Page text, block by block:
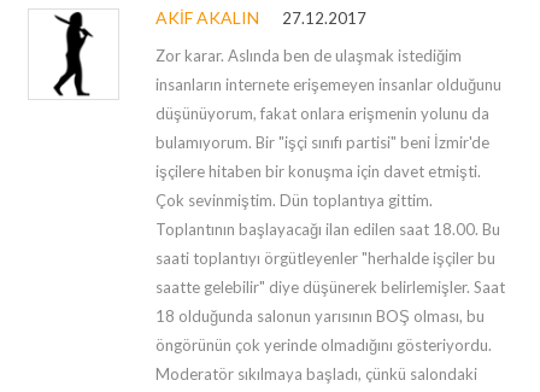
AKIF AKALIN
27.12.2017
Zor karar. Aslında ben de ulaşmak istediğim
insanların internete erişemeyen insanlar olduğunu
düşünüyorum, fakat onlara erişmenin yolunu da
bulamıyorum. Bir "işçi sınıfı partisi" beni İzmir'de
işçilere hitaben bir konuşma için davet etmişti.
Çok sevinmiştim. Dün toplantıya gittim.
Toplantının başlayacağı ilan edilen saat 18.00. Bu
saati toplantıyı örgütleyenler "herhalde işçiler bu
saatte gelebilir" diye düşünerek belirlemişler. Saat
18 olduğunda salonun yarısının BOŞ olması, bu
öngörünün çok yerinde olmadığını gösteriyordu.
Moderatör sıkılmaya başladı, çünkü salondaki